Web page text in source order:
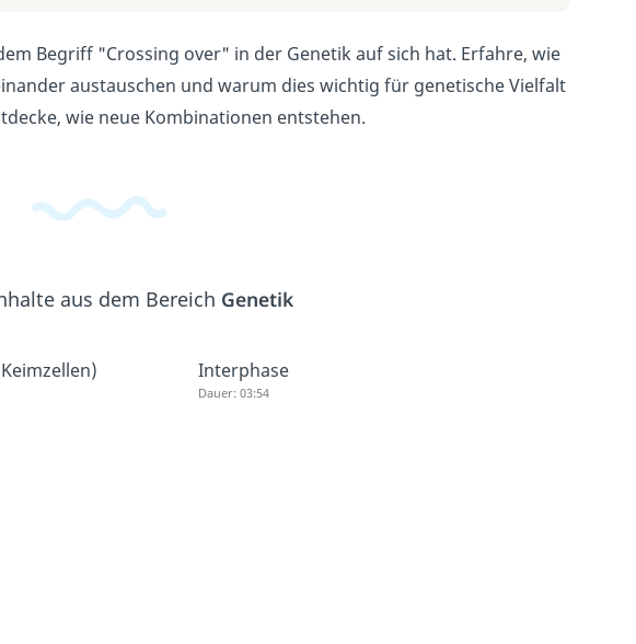
Begriff "Crossing over" in der Genetik auf sich hat. Erfahre, wie
austauschen und warum dies wichtig für genetische Vielfalt
wie neue Kombinationen entstehen.
aus dem Bereich Genetik
Interphase
Dauer: 03:54